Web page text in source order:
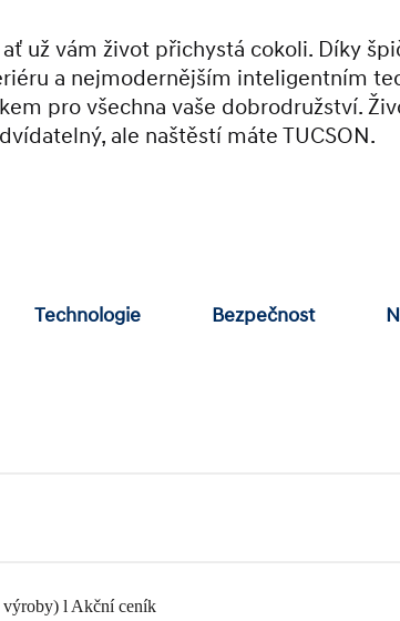
ať už vám život přichystá cokoli. Díky
a nejmodernějším inteligentním
pro všechna vaše dobrodružství.
ale naštěstí máte TUCSON.
Technologie Bezpečnost
l Akční ceník